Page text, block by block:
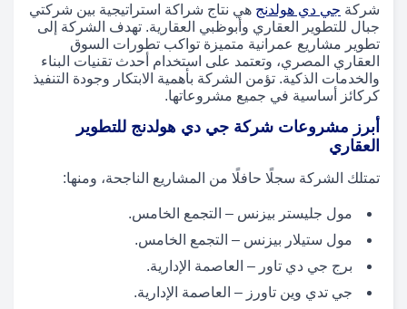
شركة جي دي هولدنج هي نتاج شراكة استراتيجية بين شركتي
جبال للتطوير العقاري وأبوظبي العقارية. تهدف الشركة إلى
تطوير مشاريع عمرانية متميزة تواكب تطورات السوق
العقاري المصري، وتعتمد على استخدام أحدث تقنيات البناء
والخدمات الذكية. تؤمن الشركة بأهمية الابتكار وجودة التنفيذ
كركائز أساسية في جميع مشروعاتها.
أبرز مشروعات شركة جي دي هولدنج للتطوير
العقاري
تمتلك الشركة سجلًا حافلًا من المشاريع الناجحة، ومنها:
مول جليستر بيزنس – التجمع الخامس.
مول ستيلار بيزنس – التجمع الخامس.
برج جي دي تاور – العاصمة الإدارية.
جي تدي وين تاورز – العاصمة الإدارية.